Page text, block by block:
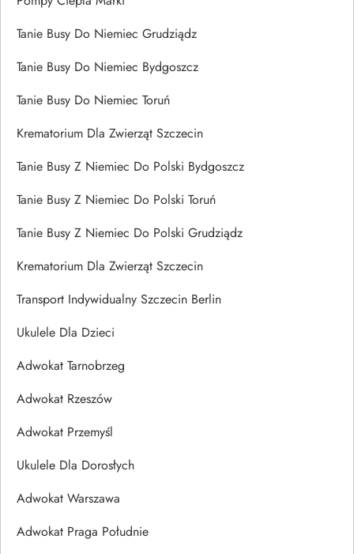
Tanie Busy Do Niemiec Grudziądz
Tanie Busy Do Niemiec Bydgoszcz
Tanie Busy Do Niemiec Toruń
Krematorium Dla Zwierząt Szczecin
Tanie Busy Z Niemiec Do Polski Bydgoszcz
Tanie Busy Z Niemiec Do Polski Toruń
Tanie Busy Z Niemiec Do Polski Grudziądz
Krematorium Dla Zwierząt Szczecin
Transport Indywidualny Szczecin Berlin
Ukulele Dla Dzieci
Adwokat Tarnobrzeg
Adwokat Rzeszów
Adwokat Przemyśl
Ukulele Dla Dorosłych
Adwokat Warszawa
Adwokat Praga Południe